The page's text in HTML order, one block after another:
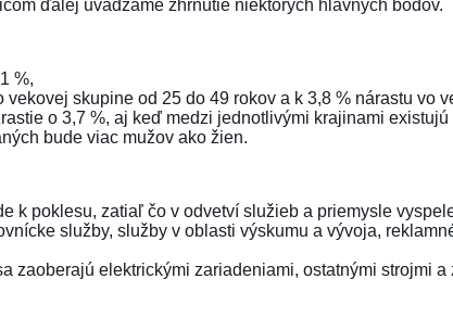
ďalej uvádzame zhrnutie niektorých hlavných bodov.
%,
skupine od 25 do 49 rokov a k 3,8 % nárastu vo
o 3,7 %, aj keď medzi jednotlivými krajinami
bude viac mužov ako žien.
k poklesu, zatiaľ čo v odvetví služieb a priemysle
služby, služby v oblasti výskumu a vývoja,
zaoberajú elektrickými zariadeniami, ostatnými strojmi